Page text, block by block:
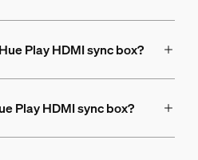
Play HDMI sync box?
Play HDMI sync box?